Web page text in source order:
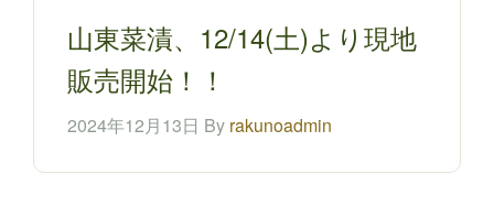
山東菜漬、12/14(土)より現地
販売開始！！
2024年12月13日 By rakunoadmin